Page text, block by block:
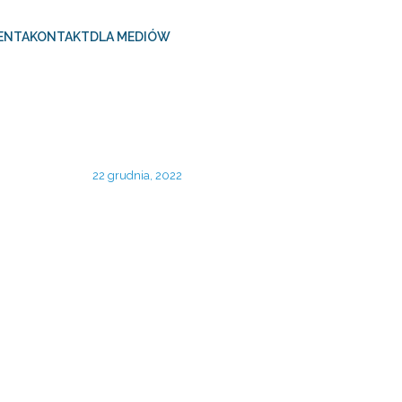
KONTAKTDLA MEDIÓW
22 grudnia, 2022